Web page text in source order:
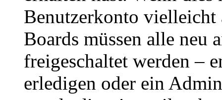
Benutzerkonto
Boards müssen alle neu
freigeschaltet werden –
erledigen oder ein